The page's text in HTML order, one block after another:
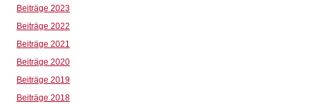
Beiträge 2023
Beiträge 2022
Beiträge 2021
Beiträge 2020
Beiträge 2019
Beiträge 2018